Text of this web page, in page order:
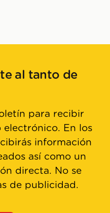
al tanto de
para recibir
En los
información
así como un
directa. No se
de publicidad.